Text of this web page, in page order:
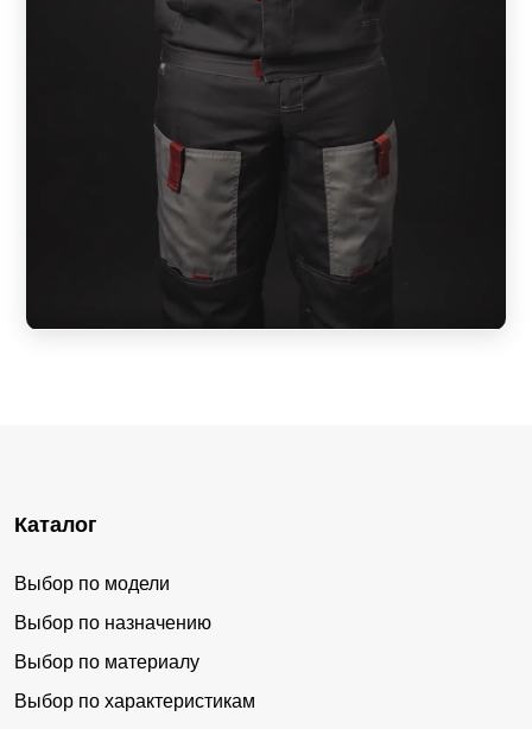
Каталог
Выбор по модели
Выбор по назначению
Выбор по материалу
Выбор по характеристикам